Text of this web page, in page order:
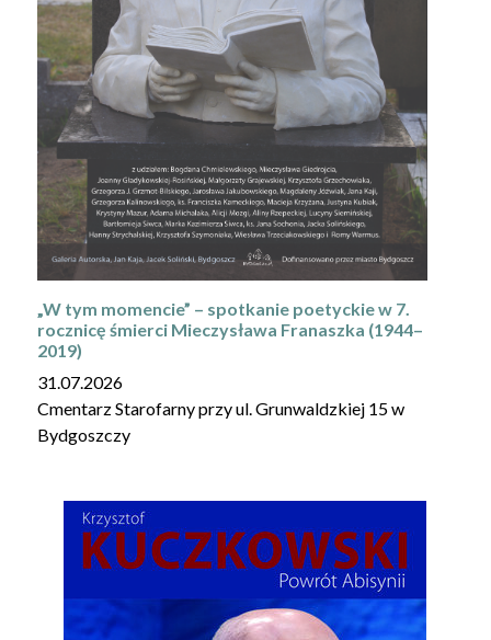
„W tym momencie” – spotkanie poetyckie w 7.
rocznicę śmierci Mieczysława Franaszka (1944–
2019)
31.07.2026
Cmentarz Starofarny przy ul. Grunwaldzkiej 15 w
Bydgoszczy